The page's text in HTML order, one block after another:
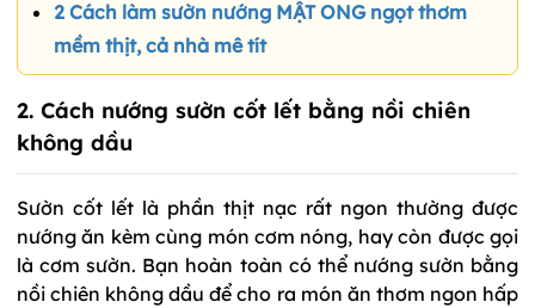
2 Cách làm sườn nướng MẬT ONG ngọt thơm
mềm thịt, cả nhà mê tít
2. Cách nướng sườn cốt lết bằng nồi chiên
không dầu
Sườn cốt lết là phần thịt nạc rất ngon thường được
nướng ăn kèm cùng món cơm nóng, hay còn được gọi
là cơm sườn. Bạn hoàn toàn có thể nướng sườn bằng
nồi chiên không dầu để cho ra món ăn thơm ngon hấp